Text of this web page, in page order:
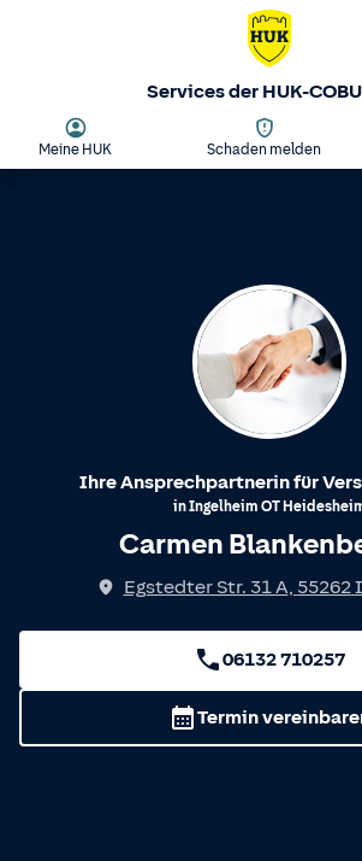
Services der HUK-
Meine HUK Schaden melden
Ihre Ansprechpartnerin für
inIngelheim OT
Carmen
Egstedter Str. 31 A, 55262
06132 710257
Termin